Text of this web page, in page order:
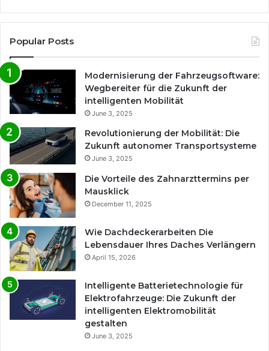
Popular Posts
Modernisierung der Fahrzeugsoftware:
Wegbereiter für die Zukunft der
intelligenten Mobilität
June 3, 2025
Revolutionierung der Mobilität: Die
Zukunft autonomer Transportsysteme
June 3, 2025
Die Vorteile des Zahnarzttermins per
Mausklick
December 11, 2025
Wie Dachdeckerarbeiten Die
Lebensdauer Ihres Daches Verlängern
April 15, 2026
Intelligente Batterietechnologie für
Elektrofahrzeuge: Die Zukunft der
intelligenten Elektromobilität
gestalten
June 3, 2025